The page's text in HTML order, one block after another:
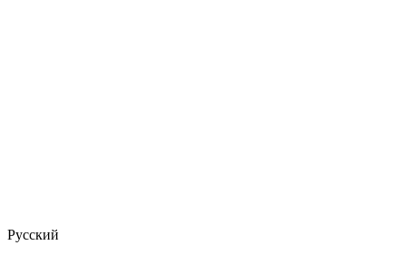
Русский